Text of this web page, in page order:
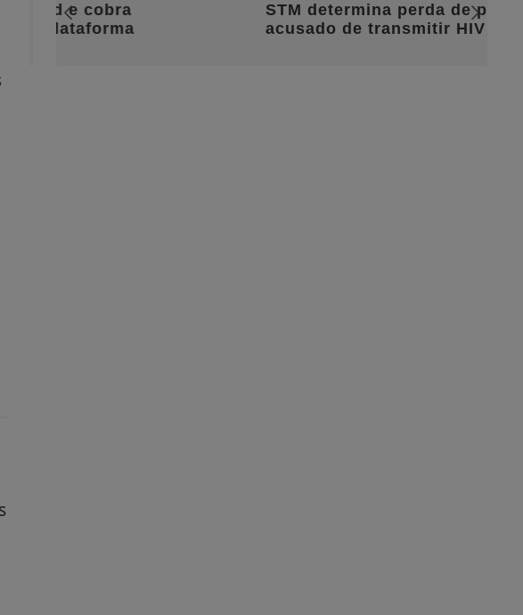
STM determina perda de patente de militar
acusado de transmitir HIV